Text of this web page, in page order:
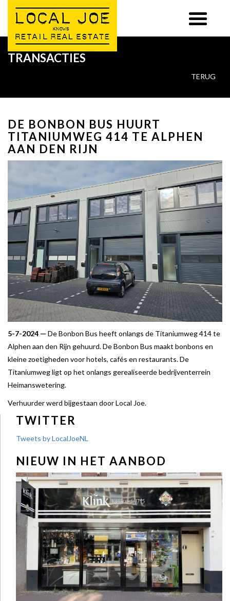
TRANSACTIES
TERUG
DE BONBON BUS HUURT
TITANIUMWEG 414 TE ALPHEN
AAN DEN RIJN
5-7-2024 — De Bonbon Bus heeft onlangs de Titaniumweg 414 te
Alphen aan den Rijn gehuurd. De Bonbon Bus maakt bonbons en
kleine zoetigheden voor hotels, cafés en restaurants. De
Titaniumweg ligt op het onlangs gerealiseerde bedrijventerrein
Heimanswetering.
Verhuurder werd bijgestaan door Local Joe.
TWITTER
Tweets by LocalJoeNL
NIEUW IN HET AANBOD